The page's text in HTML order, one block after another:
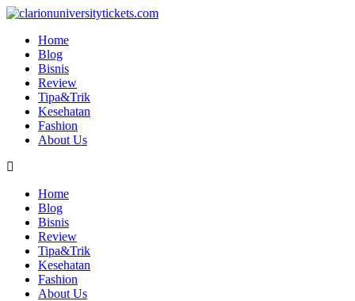
Skip
contentHome
Blog
Bisnis
Review
Tipa&Trik
Kesehatan
Fashion
About Us
Home
Blog
Bisnis
Review
Tipa&Trik
Kesehatan
Fashion
About Us